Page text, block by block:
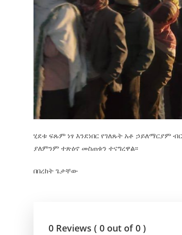
ሂደቱ ፍጹም ነፃ እንደነበር የገለጹት አቶ ኃይለማርያም
ያለምንም ተጽዕኖ መስጠቱን ተናግረዋል፡፡
በበረከት ጌታቸው
0 Reviews ( 0 out of 0 )